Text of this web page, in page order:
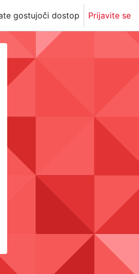
gostujoči dostop Prijavite se